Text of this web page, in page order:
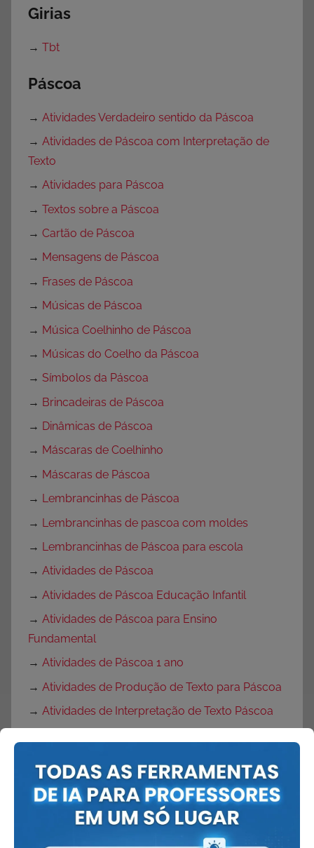
Girias
→ Tbt
Páscoa
→ Atividades Verdadeiro sentido da Páscoa
→ Atividades de Páscoa com Interpretação de
Texto
→ Atividades para Páscoa
→ Textos sobre a Páscoa
→ Cartão de Páscoa
→ Mensagens de Páscoa
→ Frases de Páscoa
→ Músicas de Páscoa
→ Música Coelhinho de Páscoa
→ Músicas do Coelho da Páscoa
→ Símbolos da Páscoa
→ Brincadeiras de Páscoa
→ Dinâmicas de Páscoa
→ Máscaras de Coelhinho
→ Máscaras de Páscoa
→ Lembrancinhas de Páscoa
→ Lembrancinhas de pascoa com moldes
→ Lembrancinhas de Páscoa para escola
→ Atividades de Páscoa
→ Atividades de Páscoa Educação Infantil
→ Atividades de Páscoa para Ensino
Fundamental
→ Atividades de Páscoa 1 ano
→ Atividades de Produção de Texto para Páscoa
→ Atividades de Interpretação de Texto Páscoa
→Desenho de coelho
→Rotina semanal para Páscoa